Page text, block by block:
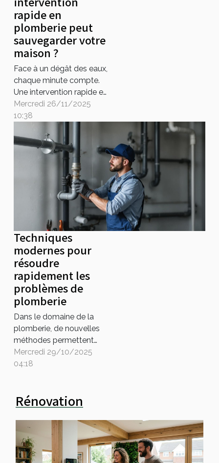
rapide en
plomberie peut
sauvegarder votre
maison ?
Face à un dégât des eaux,
chaque minute compte.
Une intervention rapide en
plomberie est essentiel
pour limiter les
dommages et préserver la
valeur de votre maison.
Découvrez dans cet
article pourquoi faire
appel à un professionnel
qualifié est crucial pour
protéger votre habitation
Mercredi 26/11/2025
10:38
Techniques
modernes pour
résoudre
rapidement les
problèmes de
plomberie
Dans le domaine de la
plomberie, de nouvelles
méthodes permettent
aujourd’hui de venir à bout
des soucis domestiques
techniques modernes, il
devient possible de
diagnostiquer et de
réparer rapidement la
majorité des pannes sans
perturber durablement le...
Mercredi 29/10/2025
04:18
Rénovation